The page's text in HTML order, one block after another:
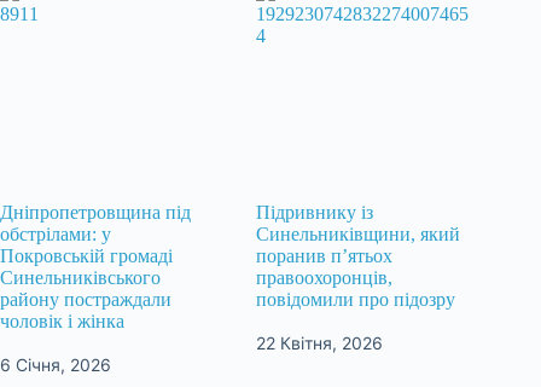
Дніпропетровщина під
обстрілами: у
Покровській громаді
Синельниківського
району постраждали
чоловік і жінка
6 Січня, 2026
Підривнику із
Синельниківщини, який
поранив п’ятьох
правоохоронців,
повідомили про підозру
22 Квітня, 2026